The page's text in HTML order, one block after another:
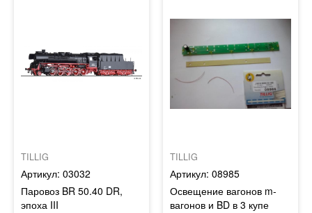
TILLIG
03032
Паровоз BR 50.40 DR,
эпоха III
TILLIG
08985
Освещение вагонов m-
вагонов и BD в 3 купе